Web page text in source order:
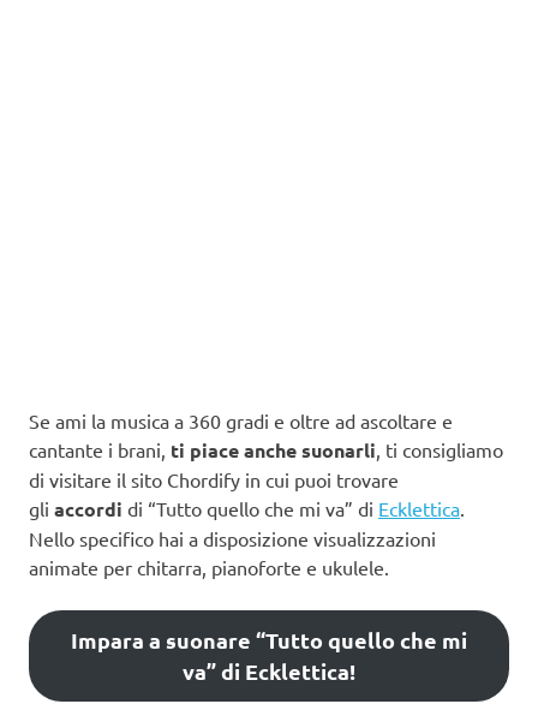
Se ami la musica a 360 gradi e oltre ad ascoltare e
cantante i brani, ti piace anche suonarli, ti consigliamo
di visitare il sito Chordify in cui puoi trovare
gli accordi di “Tutto quello che mi va” di Ecklettica.
Nello specifico hai a disposizione visualizzazioni
animate per chitarra, pianoforte e ukulele.
Impara a suonare “Tutto quello che mi
va” di Ecklettica!